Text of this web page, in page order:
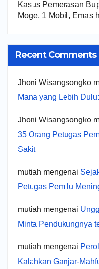
Kasus Pemerasan
Moge, 1 Mobil, Emas
Recent Comments
Jhoni Wisangsongko
Mana yang Lebih
Jhoni Wisangsongko
35 Orang Petugas
Sakit
mutiah mengenai
Petugas Pemilu
mutiah mengenai
Minta Pendukungnya
mutiah mengenai
Kalahkan Ganjar-